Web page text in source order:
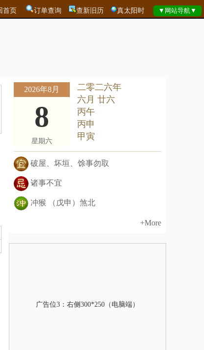
首页 订单查询 查新旧历 真太阳时
2026年8月
8
星期六
二零二六年
六月 廿六
丙午
丙申
甲寅
破屋、坏垣、馀事勿取
诸事不宜
冲猴 （戊申）煞北
+More
广告位3：右侧300*250（电脑端）